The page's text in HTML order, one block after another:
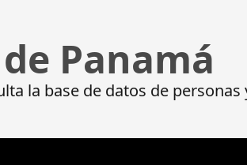
Panamá
la base de datos de